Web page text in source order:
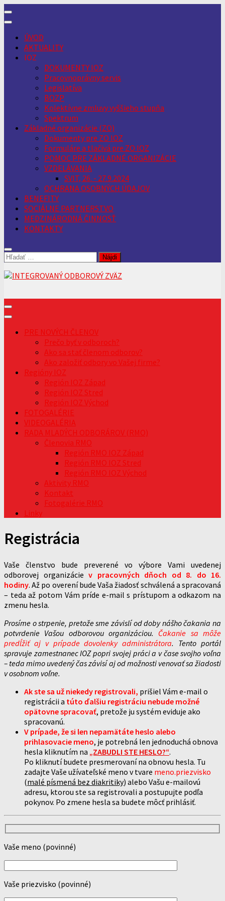
Skip
to
ÚVOD
AKTUALITY
IOZ
DOKUMENTY IOZ
Pracovnoprávny servis
Legislatíva
BOZP
Kolektívne zmluvy vyššieho stupňa
Spektrum
Základné organizácie (ZO)
Dokumenty pre ZO IOZ
Formuláre a tlačivá pre ZO IOZ
POMOC PRE ZÁKLADNÉ ORGANIZÁCIE
VZDELÁVANIA
SVIT, 26. - 27.9.2024
OCHRANA OSOBNÝCH ÚDAJOV
BENEFITY
SOCIÁLNE PARTNERSTVO
MEDZINÁRODNÁ ČINNOSŤ
KONTAKTY
Hľadať:
PRE NOVÝCH ČLENOV
Prečo byť v odboroch?
Ako sa stať členom odborov?
Ako založiť odbory vo Vašej firme?
Regióny IOZ
Región IOZ Západ
Región IOZ Stred
Región IOZ Východ
FOTOGALÉRIE
VIDEOGALÉRIA
RADA MLADÝCH ODBORÁROV (RMO)
Členovia RMO
Región RMO IOZ Západ
Región RMO IOZ Stred
Región RMO IOZ Východ
Aktivity RMO
Kontakt
Fotogalérie RMO
Linky
Registrácia
Vaše členstvo bude preverené vo výbore Vami uvedenej
odborovej organizácie v pracovných dňoch od 8. do 16.
hodiny. Až po overení bude Vaša žiadosť schválená a spracovaná
– teda až potom Vám príde e-mail s prístupom a odkazom na
zmenu hesla.
Prosíme o strpenie, pretože sme závislí od doby nášho čakania na
potvrdenie Vašou odborovou organizáciou. Čakanie sa môže
predĺžiť aj v prípade dovolenky administrátora. Tento portál
spravuje zamestnanec IOZ popri svojej práci a v čase svojho voľna
– teda mimo uvedený čas závisí aj od možnosti venovať sa žiadosti
v osobnom voľne.
Ak ste sa už niekedy registrovali, prišiel Vám e-mail o
registrácii a túto ďalšiu registráciu nebude možné
opätovne spracovať, pretože ju systém eviduje ako
spracovanú.
V prípade, že si len nepamätáte heslo alebo
prihlasovacie meno, je potrebná len jednoduchá obnova
hesla kliknutím na „ZABUDLI STE HESLO?“.
Po kliknutí budete presmerovaní na obnovu hesla. Tu
zadajte Vaše užívateľské meno v tvare meno.priezvisko
(malé písmená bez diakritiky) alebo Vašu e-mailovú
adresu, ktorou ste sa registrovali a postupujte podľa
pokynov. Po zmene hesla sa budete môcť prihlásiť.
Vaše meno (povinné)
Vaše priezvisko (povinné)